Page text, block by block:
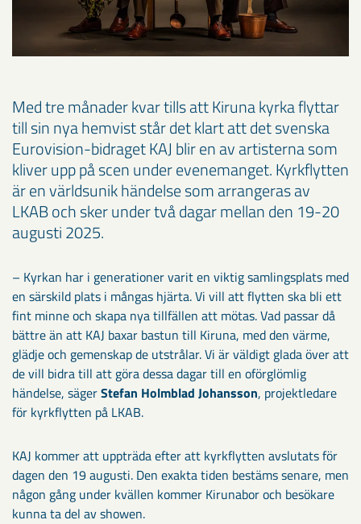
Med tre månader kvar tills att Kiruna kyrka flyttar
till sin nya hemvist står det klart att det svenska
Eurovision-bidraget KAJ blir en av artisterna som
kliver upp på scen under evenemanget. Kyrkflytten
är en världsunik händelse som arrangeras av
LKAB och sker under två dagar mellan den 19-20
augusti 2025.
– Kyrkan har i generationer varit en viktig samlingsplats med
en särskild plats i mångas hjärta. Vi vill att flytten ska bli ett
fint minne och skapa nya tillfällen att mötas. Vad passar då
bättre än att KAJ baxar bastun till Kiruna, med den värme,
glädje och gemenskap de utstrålar. Vi är väldigt glada över att
de vill bidra till att göra dessa dagar till en oförglömlig
händelse, sägerStefan Holmblad Johansson, projektledare
för kyrkflytten på LKAB.
KAJ kommer att uppträda efter att kyrkflytten avslutats för
dagen den 19 augusti. Den exakta tiden bestäms senare, men
någon gång under kvällen kommer Kirunabor och besökare
kunna ta del av showen.